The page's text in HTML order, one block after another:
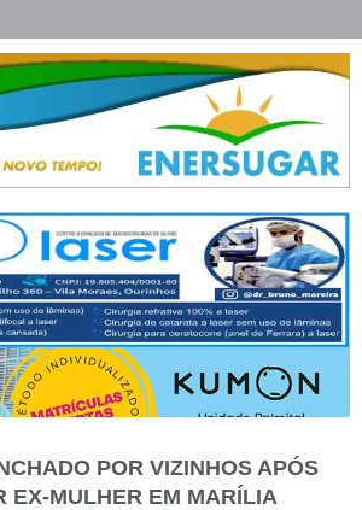
POR VIZINHOS APÓS
EX-MULHER EM MARÍLIA